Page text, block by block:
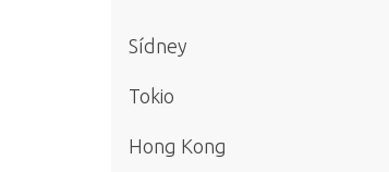
Sídney
Tokio
Hong Kong